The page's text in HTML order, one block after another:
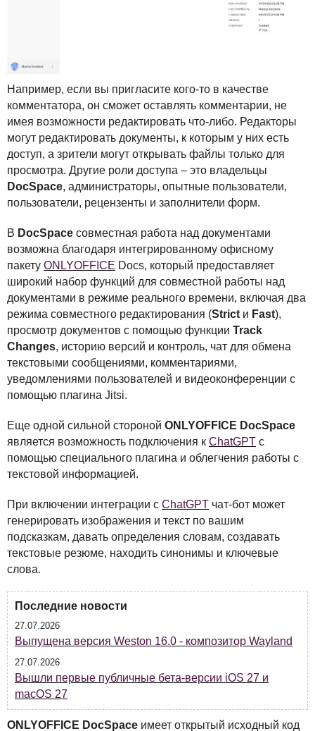
Например, если вы пригласите кого-то в качестве
комментатора, он сможет оставлять комментарии, не
имея возможности редактировать что-либо. Редакторы
могут редактировать документы, к которым у них есть
доступ, а зрители могут открывать файлы только для
просмотра. Другие роли доступа – это владельцы
DocSpace, администраторы, опытные пользователи,
пользователи, рецензенты и заполнители форм.
В DocSpace совместная работа над документами
возможна благодаря интегрированному офисному
пакету ONLYOFFICE Docs, который предоставляет
широкий набор функций для совместной работы над
документами в режиме реального времени, включая два
режима совместного редактирования (Strictи Fast),
просмотр документов с помощью функции Track
Changes, историю версий и контроль, чат для обмена
текстовыми сообщениями, комментариями,
уведомлениями пользователей и видеоконференции с
помощью плагина Jitsi.
Еще одной сильной стороной ONLYOFFICE DocSpace
является возможность подключения к ChatGPT с
помощью специального плагина и облегчения работы с
текстовой информацией.
При включении интеграции с ChatGPT чат-бот может
генерировать изображения и текст по вашим
подсказкам, давать определения словам, создавать
текстовые резюме, находить синонимы и ключевые
слова.
Последние новости
27.07.2026
Выпущена версия Weston 16.0 - композитор Wayland
27.07.2026
Вышли первые публичные бета-версии iOS 27 и
macOS 27
ONLYOFFICE DocSpace имеет открытый исходный код